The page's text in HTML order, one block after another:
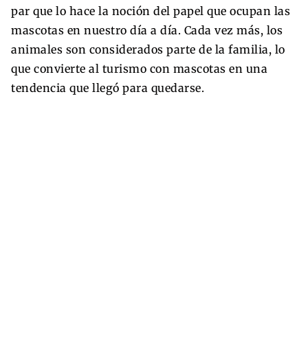
par que lo hace la noción del papel que ocupan las
mascotas en nuestro día a día. Cada vez más, los
animales son considerados parte de la familia, lo
que convierte al turismo con mascotas en una
tendencia que llegó para quedarse.